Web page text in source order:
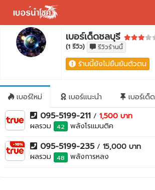
เบอร์เด็ดชลบุรี
(1 รีวิว) รีวิวร้านนี้
ร้านนี้ยังไม่ยืนยันตัวตน
เบอร์ใหม่ เบอร์แนะนำ เบอร์เด็ด
095-5199-211 / 1,500 บาท
ผลรวม
42 พลังโรแมนติค
095-5199-235/ 15,000 บาท
ผลรวม
48 พลังการหลง